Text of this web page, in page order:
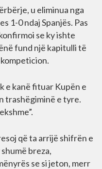
u eliminua nga
1-0 ndaj Spanjës. Pas
se ky ishte
fund një kapitulli të
e kanë fituar Kupën e
trashëgiminë e tyre.
që ta arrijë shifrën e
breza,
se si jeton, merr